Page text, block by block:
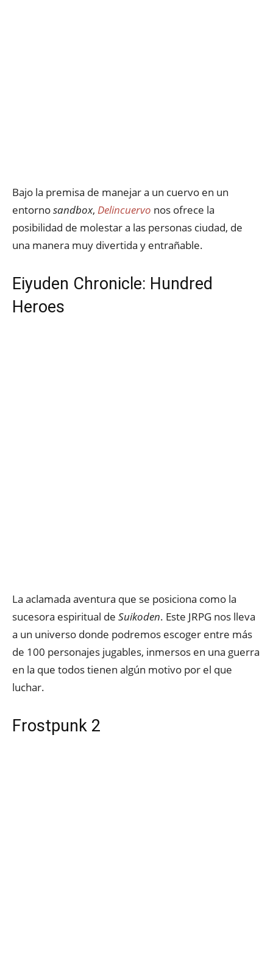
Bajo la premisa de manejar a un cuervo en un
entornosandbox, Delincuervo nos ofrece la
posibilidad de molestar a las personas ciudad, de
una manera muy divertida y entrañable.
Eiyuden Chronicle: Hundred
Heroes
La aclamada aventura que se posiciona como la
sucesora espiritual de Suikoden. Este JRPG nos lleva
a un universo donde podremos escoger entre más
de 100 personajes jugables, inmersos en una guerra
en la que todos tienen algún motivo por el que
luchar.
Frostpunk 2